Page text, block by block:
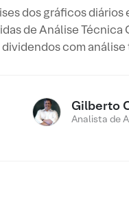
dos gráficos
de Análise
dividendos com análise
Gilberto
Analista de